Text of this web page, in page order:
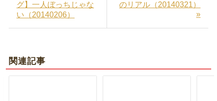
グ】一人ぼっちじゃな
い（20140206）
のリアル（20140321）
»
関連記事